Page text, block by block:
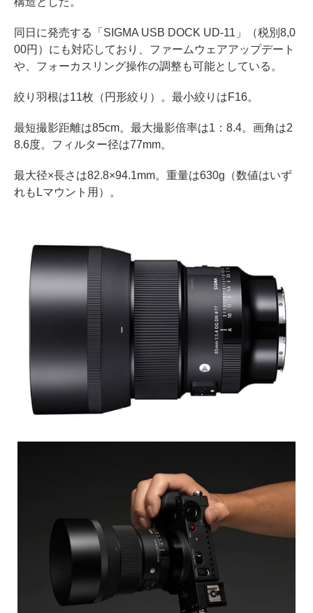
同日に発売する「SIGMA USB DOCK UD-11」（税別8,0
00円）にも対応しており、ファームウェアアップデート
や、フォーカスリング操作の調整も可能としている。
絞り羽根は11枚（円形絞り）。最小絞りはF16。
最短撮影距離は85cm。最大撮影倍率は1：8.4。画角は2
8.6度。フィルター径は77mm。
最大径×長さは82.8×94.1mm。重量は630g（数値はいず
れもLマウント用）。